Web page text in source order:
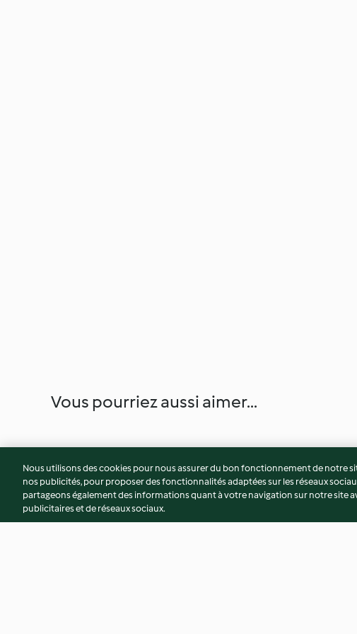
Vous pourriez aussi aimer...
Nous utilisons des cookies pour nous assurer du bon fonctionnement de notre
nos publicités, pour proposer des fonctionnalités adaptées sur les réseaux
partageons également des informations quant à votre navigation sur notre site
publicitaires et de réseaux sociaux.